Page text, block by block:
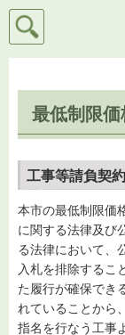
検索
最低制限価
工事等請負契
本市の最低制限価
に関する法律及び
る法律において、
入札を排除するこ
た履行が確保でき
れていることから
指名を行なう工事